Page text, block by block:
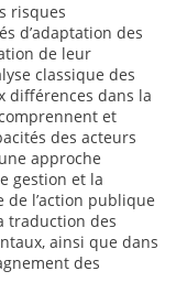
risques
d’adaptation des
de leur
classique des
différences dans la
et
des acteurs
approche
gestion et la
de l’action publique
traduction des
ainsi que dans
des